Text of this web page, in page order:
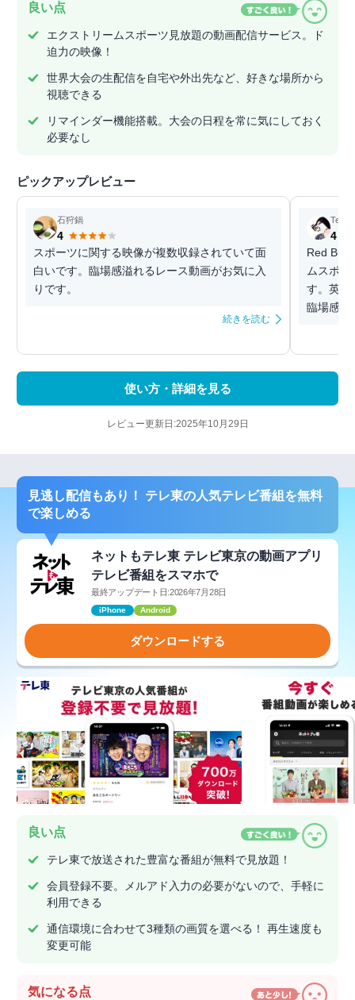
良い点
エクストリームスポーツ見放題の動画配信サービス。ド
迫力の映像！
世界大会の生配信を自宅や外出先など、好きな場所から
視聴できる
リマインダー機能搭載。大会の日程を常に気にしておく
必要なし
ピックアップレビュー
石狩鍋
4
スポーツに関する映像が複数収録されていて面
白いです。臨場感溢れるレース動画がお気に入
りです。
続きを読む
4
Red Bull
ムスポ
す。英語
臨場感で
使い方・詳細を見る
レビュー更新日:2025年10月29日
見逃し配信もあり！ テレ東の人気テレビ番組を無料
で楽しめる
ネットもテレ東 テレビ東京の動画アプリ
テレビ番組をスマホで
最終アップデート日:2026年7月28日
iPhone Android
ダウンロードする
良い点
テレ東で放送された豊富な番組が無料で見放題！
会員登録不要。メルアド入力の必要がないので、手軽に
利用できる
通信環境に合わせて3種類の画質を選べる！ 再生速度も
変更可能
気になる点